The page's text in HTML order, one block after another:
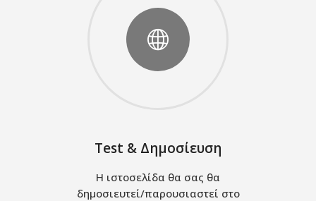
Test & Δημοσίευση
Η ιστοσελίδα θα σας θα
δημοσιευτεί/παρουσιαστεί στο